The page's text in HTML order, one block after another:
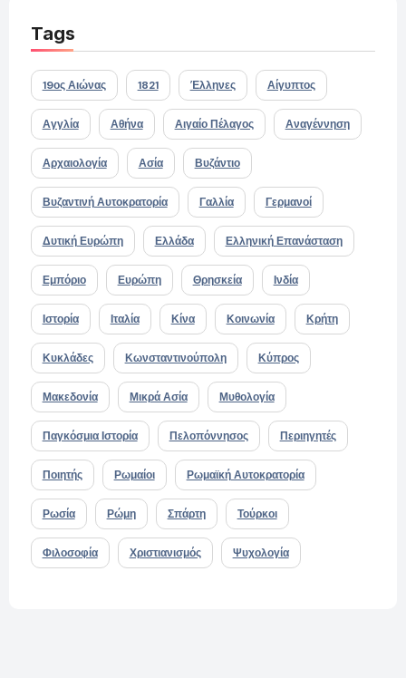
Tags
19ος Αιώνας 1821 Έλληνες Αίγυπτος
Αγγλία Αθήνα Αιγαίο Πέλαγος Αναγέννηση
Αρχαιολογία Ασία Βυζάντιο
Βυζαντινή Αυτοκρατορία Γαλλία Γερμανοί
Δυτική Ευρώπη Ελλάδα Ελληνική Επανάσταση
Εμπόριο Ευρώπη Θρησκεία Ινδία
Ιστορία Ιταλία Κίνα Κοινωνία Κρήτη
Κυκλάδες Κωνσταντινούπολη Κύπρος
Μακεδονία Μικρά Ασία Μυθολογία
Παγκόσμια Ιστορία Πελοπόννησος Περιηγητές
Ποιητής Ρωμαίοι Ρωμαϊκή Αυτοκρατορία
Ρωσία Ρώμη Σπάρτη Τούρκοι
Φιλοσοφία Χριστιανισμός Ψυχολογία